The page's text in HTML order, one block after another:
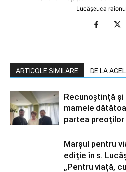
Lucășeuca
ARTICOLE SIMILARE DE LA
Recunoștință
mamele
partea preoților
Marșul pentru
ediție în s.
„Pentru viață,